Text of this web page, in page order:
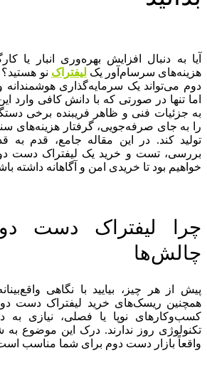
آیا به دنبال افزایش بهره‌وری انبار یا
هزینه‌های سرسام‌آور یک لیفتراک نو
دوم می‌تواند یک سرمایه‌گذاری
اما تنها در صورتی که با دانش کافی وارد
به جزئیات فنی و ظاهر فریبنده برخی
را به جای صرفه‌جویی، گرفتار هزینه‌های
تولید کند. در این مقاله جامع، قدم به
بررسی، تست و خرید یک لیفتراک دست
خواهیم بود تا خریدی امن و آگاهانه داشته
چرا لیفتراک دست
چالش‌ها
پیش از هر چیز، بیایید با نگاهی
همچنین ریسک‌های خرید لیفتراک دست دوم
کسب‌وکارهای نوپا یا فصلی، نیازی به
تکنولوژی روز ندارند. درک این موضوع
واقعاً بازار دست دوم برای شما مناسب